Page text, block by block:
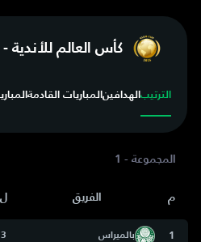
كأس العالم للأندية -
الترتيبالهدافينالمباريات القادمة
المجموعة - 1
م الفريق ل
1 بالميراس 3